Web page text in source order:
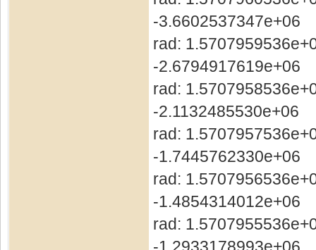
-3.6602537347e+06
rad:
-2.6794917619e+06
rad:
-2.1132485530e+06
rad:
-1.7445762330e+06
rad:
-1.4854314012e+06
rad: